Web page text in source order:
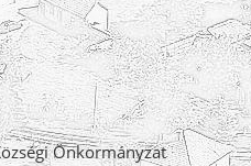
Önkormányzat